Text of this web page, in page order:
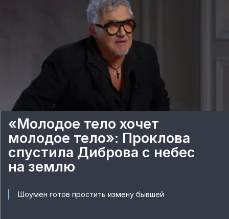
«Молодое тело хочет
молодое тело»: Проклова
спустила Диброва с небес
на землю
Шоумен готов простить измену бывшей